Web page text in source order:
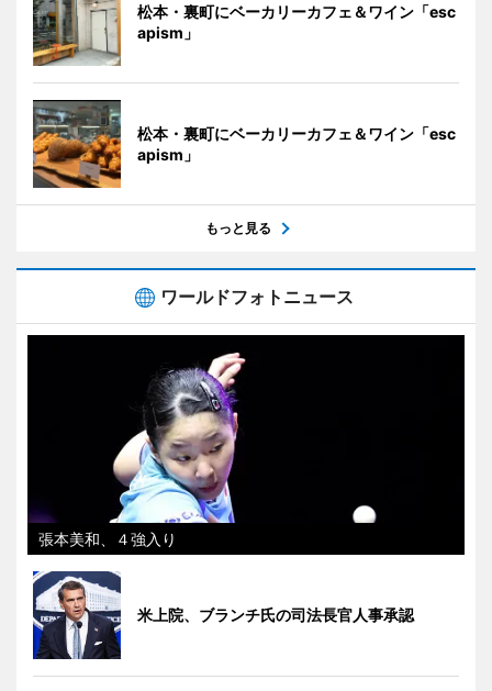
松本・裏町にベーカリーカフェ＆ワイン「esc
apism」
松本・裏町にベーカリーカフェ＆ワイン「esc
apism」
もっと見る
ワールドフォトニュース
張本美和、４強入り
米上院、ブランチ氏の司法長官人事承認